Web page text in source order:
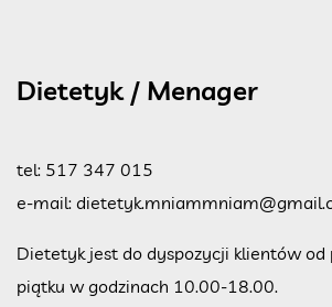
Dietetyk / Menager
tel: 517 347 015
e-mail:
Dietetyk jest do dyspozycji klientów od
piątku w godzinach 10.00-18.00.